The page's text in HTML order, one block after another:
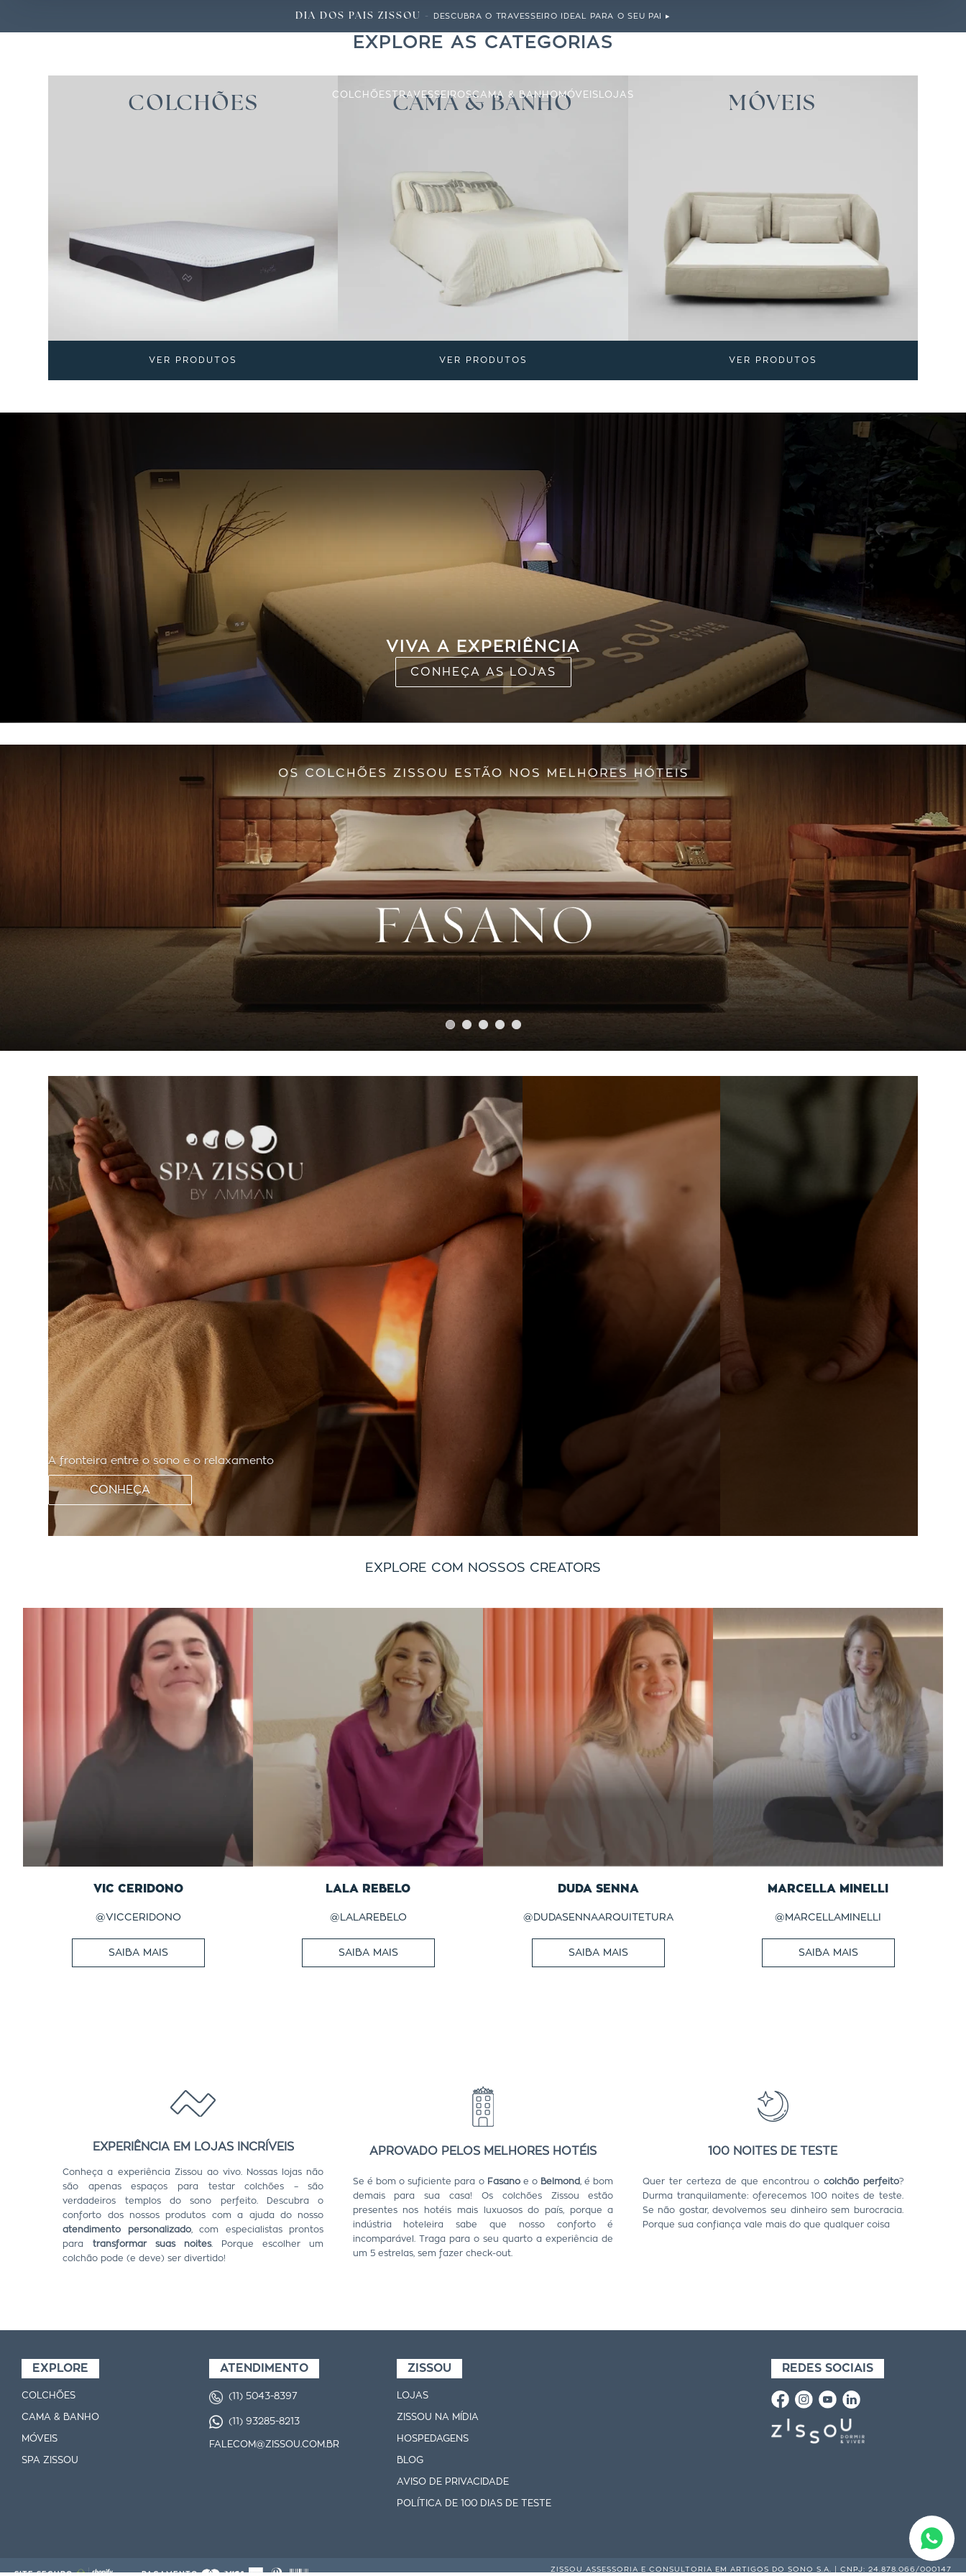
DIA DOS PAIS ZISSOU - DESCUBRA O TRAVESSEIRO IDEAL PARA O SEU PAI ▸
COLCHÕES TRAVESSEIROSCAMA & BANHOMÓVEIS LOJAS
EXPLORE AS CATEGORIAS
COLCHÕES
VER PRODUTOS
CAMA & BANHO
VER PRODUTOS
MÓVEIS
VER PRODUTOS
VIVA A EXPERIÊNCIA
CONHEÇA AS LOJAS
A fronteira entre o sono e o relaxamento
CONHEÇA
EXPLORE COM NOSSOS CREATORS
VIC CERIDONO
@VICCERIDONO
SAIBA MAIS
LALA REBELO
@ LALAREBELO
SAIBA MAIS
DUDA SENNA
@ DUDASENNAARQUITETURA
SAIBA MAIS
MARCELLA MINELLI
@ MARCELLAMINELLI
SAIBA MAIS
EXPERIÊNCIA EM LOJAS INCRÍVEIS
Conheça a experiência Zissou ao vivo. Nossas lojas não
são apenas espaços para testar colchões – são
verdadeiros templos do sono perfeito. Descubra o
conforto dos nossos produtos com a ajuda do nosso
atendimento personalizado, com especialistas prontos
para transformar suas noites. Porque escolher um
colchão pode (e deve) ser divertido!
APROVADO PELOS MELHORES HOTÉIS
Se é bom o suficiente para o Fasanoe o Belmond , é bom
demais para sua casa! Os colchões Zissou estão
presentes nos hotéis mais luxuosos do país, porque a
indústria hoteleira sabe que nosso conforto é
incomparável. Traga para o seu quarto a experiência de
um 5 estrelas, sem fazer check-out.
100 NOITES DE TESTE
Quer ter certeza de que encontrou o colchão perfeito?
Durma tranquilamente: oferecemos 100 noites de teste.
Se não gostar, devolvemos seu dinheiro sem burocracia.
Porque sua confiança vale mais do que qualquer coisa
EXPLORE
COLCHÕES
CAMA & BANHO
MÓVEIS
SPA ZISSOU
ATENDIMENTO
(11) 5043-8397
(11) 93285-8213
FALECOM@ZISSOU.COM.BR
ZISSOU
LOJAS
ZISSOU NA MÍDIA
HOSPEDAGENS
BLOG
AVISO DE PRIVACIDADE
POLÍTICA DE 100 DIAS DE TESTE
REDES SOCIAIS
SITE SEGURO PAGAMENTO
ZISSOU ASSESSORIA E CONSULTORIA EM ARTIGOS DO SONO S.A. | CNPJ: 24.878.066/000147